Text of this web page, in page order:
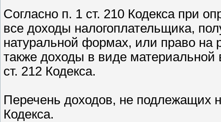
Согласно п. 1 ст. 210 Кодекса при
все доходы налогоплательщика,
натуральной формах, или право на
также доходы в виде материальной
ст. 212 Кодекса.
Перечень доходов, не подлежащих
Кодекса.